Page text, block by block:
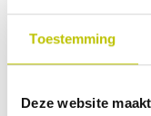
Toestemming
Deze website
Comfortabele
campingstoelen
Zoals je vanCrespo